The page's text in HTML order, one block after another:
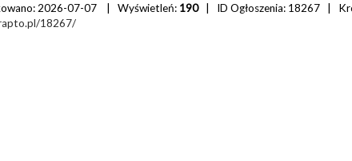
2026-07-07 | Wyświetleń: 190| ID Ogłoszenia: 18267|
18267/